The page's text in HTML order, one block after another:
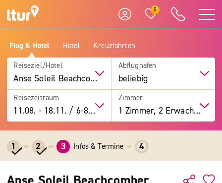
0
Flug & Hotel Hotel Kreuzfahrten
Reiseziel/Hotel
Anse Soleil Beachcomber Hotel & Restaurant
Abflughafen
beliebig
Reisezeitraum
11.08. -18.11. / 6-8 Tage
Zimmer
1 Zimmer, 2 Erwachsene
1 2 3 Infos & Termine 4